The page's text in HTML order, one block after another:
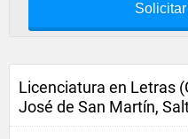
Licenciatura en Letras
José de San Martín,